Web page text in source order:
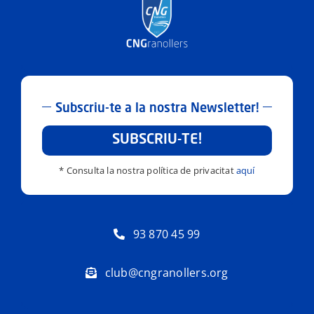
Subscriu-te a la nostra Newsletter!
SUBSCRIU-TE!
* Consulta la nostra política de privacitataquí
93 870 45 99
club@cngranollers.org